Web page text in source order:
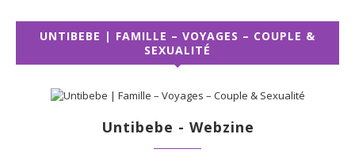
UNTIBEBE | FAMILLE – VOYAGES – COUPLE &
SEXUALITÉ
Untibebe - Webzine